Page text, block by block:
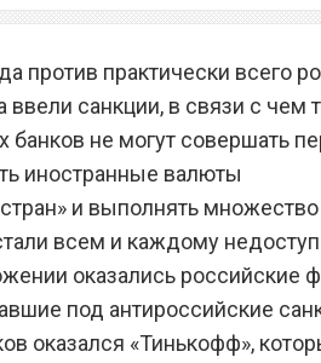
Банк» массово
счета
против практически всего
ввели санкции, в связи с чем
банков не могут совершать
иностранные валюты
и выполнять множество
всем и каждому
оказались российские
под антироссийские
оказался «Тинькофф»,